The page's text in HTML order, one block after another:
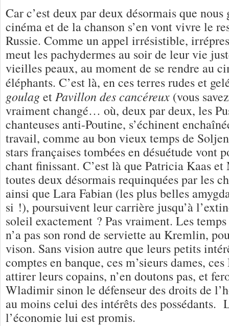
Car c’est deux par deux désormais que
cinéma et de la chanson s’en vont vivre le
Russie. Comme un appel irrésistible,
meut les pachydermes au soir de leur vie
vieilles peaux, au moment de se rendre au
éléphants. C’est là, en ces terres rudes et
goulaget Pavillon des cancéreux (vous
vraiment changé… où, deux par deux, les
chanteuses anti-Poutine, s’échinent
travail, comme au bon vieux temps de
stars françaises tombées en désuétude vont
chant finissant. C’est là que Patricia Kaas
toutes deux désormais requinquées par les
ainsi que Lara Fabian (les plus belles
si !), poursuivent leur carrière jusqu’à
soleil exactement ? Pas vraiment. Les
n’a pas son rond de serviette au Kremlin,
vison. Sans vision autre que leurs petits
comptes en banque, ces m’sieurs dames,
attirer leurs copains, n’en doutons pas, et
Wladimir sinon le défenseur des droits de
au moins celui des intérêts des possédants.
l’économie lui est promis.